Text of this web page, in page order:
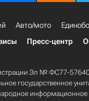
Авто/мото
Пресс-центр
Эл № ФС77-57640
государственное
информационное